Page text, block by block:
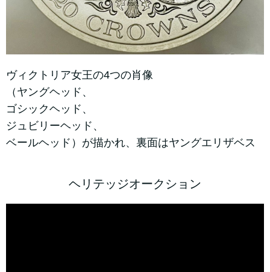
ヴィクトリア女王の4つの肖像
（ヤングヘッド、
ゴシックヘッド、
ジュビリーヘッド、
ベールヘッド）が描かれ、裏面はヤングエリザベス
ヘリテッジオークション